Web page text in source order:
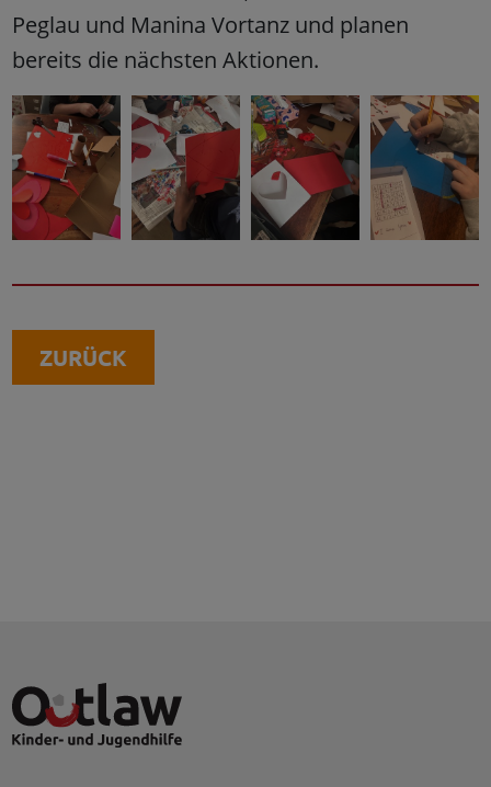
Peglau und Manina Vortanz und planen
bereits die nächsten Aktionen.
ZURÜCK